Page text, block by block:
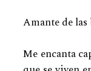
Amante de las
Me encanta